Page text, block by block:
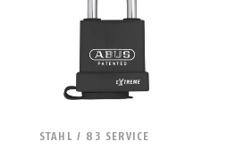
STAHL / 83 SERVICE